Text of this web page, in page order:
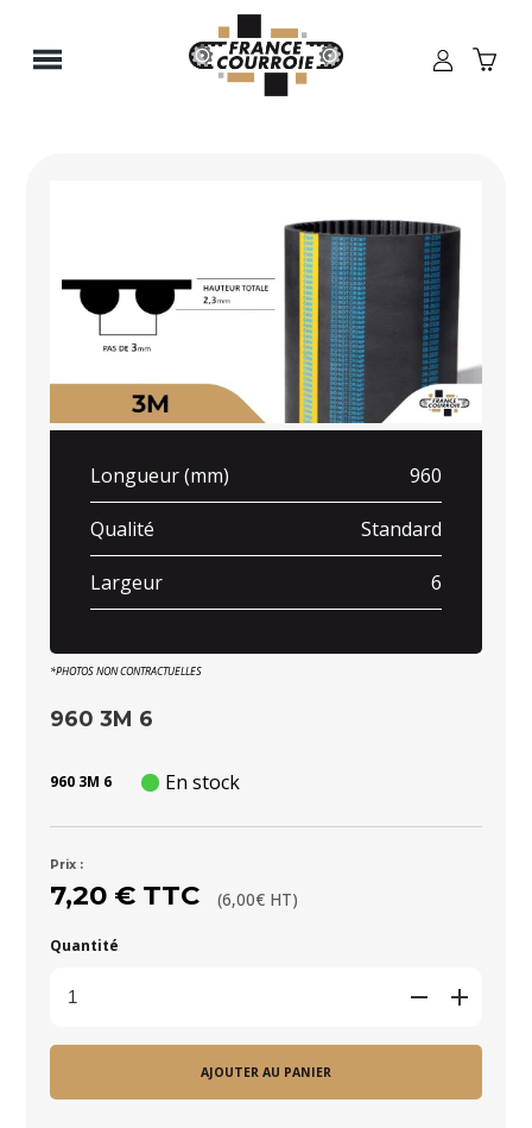
Longueur (mm) 960
Qualité Standard
Largeur 6
*PHOTOS NON CONTRACTUELLES
960 3M 6
960 3M 6 En stock
Prix :
7,20 € TTC (6,00€ HT)
Quantité
AJOUTER AU PANIER
Panneau de gestion des cookies